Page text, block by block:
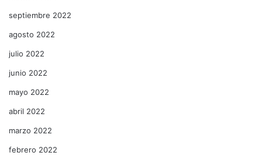
septiembre 2022
agosto 2022
julio 2022
junio 2022
mayo 2022
abril 2022
marzo 2022
febrero 2022